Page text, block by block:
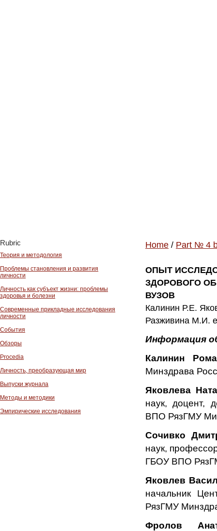
Rubric
Теория и методология
Проблемы становления и развития
личности
Личность как субъект жизни: проблемы
здоровья и болезни
Современные прикладные исследования
личности
События
Обзоры
Procedia
Личность, преобразующая мир
Выпуски журнала
Методы и методики
Эмпирические исследования
Home / Part № 4
ОПЫТ
ЗДОРОВОГО
ВУЗОВ
Калинин Р.Е.
Разживина М.И.
Информация
Калинин
Минздрава
Яковлева
наук, доцент,
ВПО РязГМУ
Сочивко
наук,
ГБОУ ВПО
Яковлев
начальник
РязГМУ
Фролов